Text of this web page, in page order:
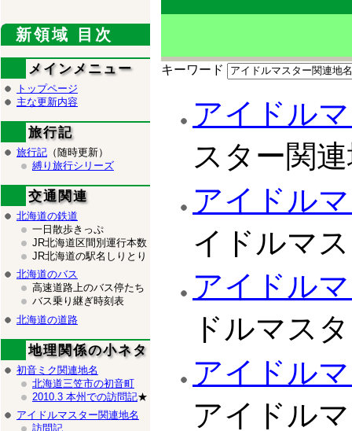
キーワード
アイドル
スター関
アイドル
イドルマ
アイドル
ドルマス
アイドル
アイドル
新領域 目次
メインメニュー
トップページ
主な更新内容
旅行記
旅行記 （随時更新）
縛り旅行シリーズ
交通関連
北海道の鉄道
一日散歩きっぷ
JR北海道区間別運行本数
JR北海道の駅名しりとり
北海道のバス
高速道路上のバス停たち
バス乗り継ぎ時刻表
北海道の道路
地理関係の小ネタ
初音ミク関連地名
北海道三笠市の初音町
2010.3 本州での訪問記★
アイドルマスター関連地名
訪問記